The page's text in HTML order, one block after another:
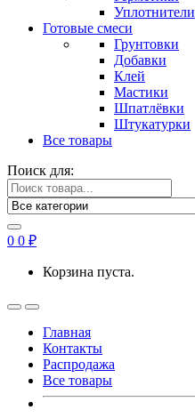
Уплотнители
Готовые смеси
Грунтовки
Добавки
Клей
Мастики
Шпатлёвки
Штукатурки
Все товары
Поиск для:
0 0 ₽
Корзина пуста.
Главная
Контакты
Распродажа
Все товары